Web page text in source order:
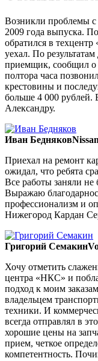
Возникли проблемы
2009 года выпуска.
обратился в
уехал. По
приемщик, сообщил о
полтора часа
крестовины и
больше 4 000 рублей.
Александру.
Иван Бедняков
Приехал на ремонт
ожидал, что ребята
Все работы заняли не
Выражаю
профессионализм и
Нижегород Кардан
Григорий Семакин
Хочу отметить
центра «НКС» и
подход к моим
владельцем
техники. И
всегда отправлял в
хорошие цены на
прием, четкое
компетентность.